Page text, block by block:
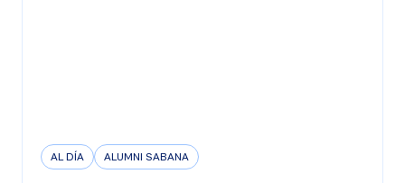
AL DÍA ALUMNI SABANA